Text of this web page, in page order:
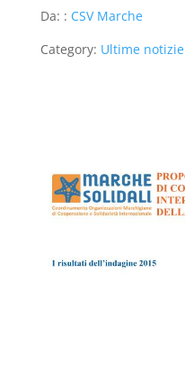
Da: : CSV Marche
Category: Ultime notizie